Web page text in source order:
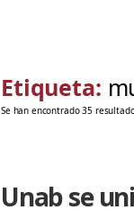
Etiqueta:
Se han encontrado 35
Unab se